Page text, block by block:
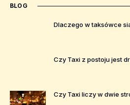
BLOG
Dlaczego w taksówce
Czy Taxi z postoju jest
Czy Taxi liczy w dwie